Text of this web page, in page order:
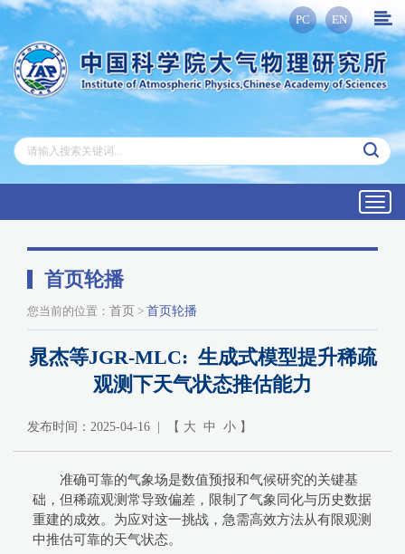
PC EN
首页轮播
您当前的位置： 首页 > 首页轮播
晁杰等JGR-MLC: 生成式模型提升稀疏
观测下天气状态推估能力
发布时间：2025-04-16 | 【 大 中 小 】
准确可靠的气象场是数值预报和气候研究的关键基
础，但稀疏观测常导致偏差，限制了气象同化与历史数据
重建的成效。为应对这一挑战，急需高效方法从有限观测
中推估可靠的天气状态。